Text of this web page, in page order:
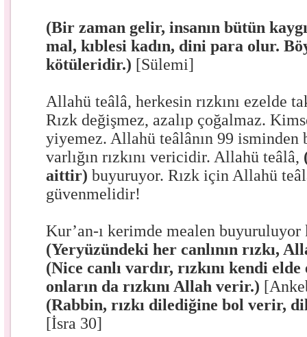
(Bir zaman gelir, insanın bütün
mal, kıblesi kadın, dini para olur.
kötüleridir.) [Sülemi]
Allahü teâlâ, herkesin rızkını ezelde
Rızk değişmez, azalıp çoğalmaz.
yiyemez. Allahü teâlânın 99
varlığın rızkını vericidir. Allahü teâlâ,
aittir) buyuruyor. Rızk için Allahü
güvenmelidir!
Kur’an-ı kerimde mealen
(Yeryüzündeki her canlının rızkı,
(Nice canlı vardır, rızkını kendi
onların da rızkını Allah verir.)
(Rabbin, rızkı dilediğine bol verir,
[İsra 30]